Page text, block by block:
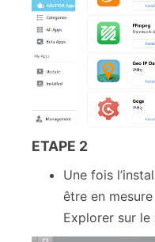
ETAPE 2
Une fois
être en
Explorer sur le